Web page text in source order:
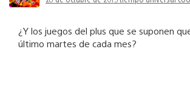
¿Y los juegos del plus que se suponen
último martes de cada mes?